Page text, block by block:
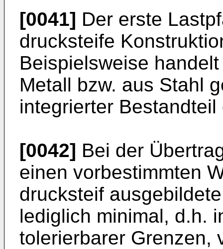
[0041] Der erste
drucksteife
Beispielsweise
Metall bzw. aus Stahl
integrierter
[0042] Bei der
einen vorbestimmten
drucksteif
lediglich minimal, d.h.
tolerierbarer Grenzen,